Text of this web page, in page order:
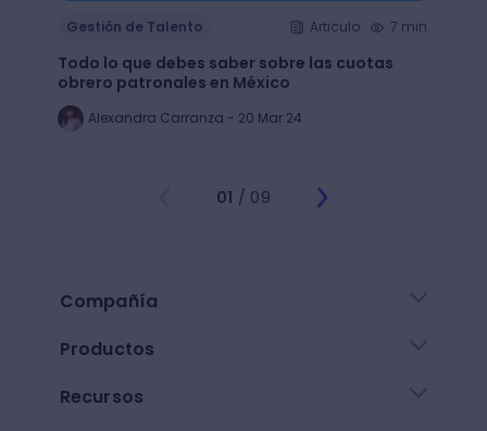
Gestión de Talento Articulo 7 min.
Todo lo que debes saber sobre las cuotas
obrero patronales en México
Alexandra Carranza - 20 Mar 24
01 / 09
Compañía
Productos
Recursos